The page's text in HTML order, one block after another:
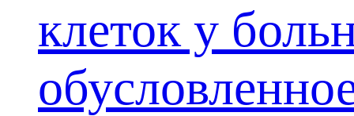
клеток у